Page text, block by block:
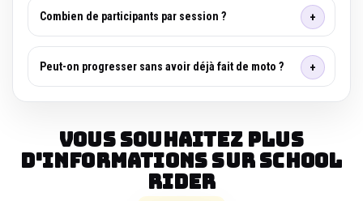
Combien de participants par session ?
Peut-on progresser sans avoir déjà fait de moto ?
Vous souhaitez plus
d'informations sur SCHOOL
RIDER